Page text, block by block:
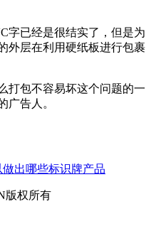
字已经是很结实了，但是为
外层在利用硬纸板进行包裹
打包不容易坏这个问题的一
广告人。
出哪些标识牌产品
版权所有